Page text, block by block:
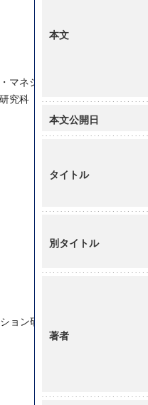
マネジメント研究科
究科
ョン研究所
本文
本文公開日
タイトル
別タイトル
著者